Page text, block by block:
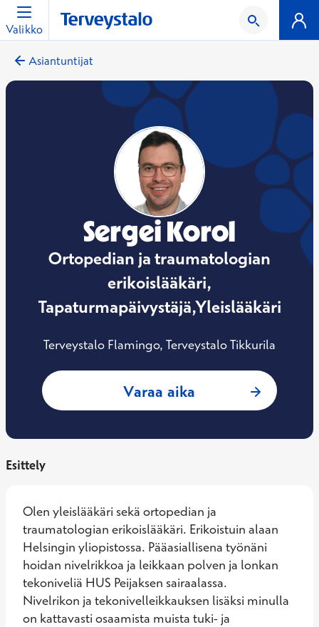
Valikko
Asiantuntijat
Sergei Korol
Ortopedian ja traumatologian
erikoislääkäri,
Tapaturmapäivystäjä,Yleislääkäri
Terveystalo Flamingo, Terveystalo Tikkurila
Varaa aika : Sergei Korol,
Esittely
Olen yleislääkäri sekä ortopedian ja
traumatologian erikoislääkäri. Erikoistuin alaan
Helsingin yliopistossa. Pääasiallisena työnäni
hoidan nivelrikkoa ja leikkaan polven ja lonkan
tekoniveliä HUS Peijaksen sairaalassa.
Nivelrikon ja tekonivelleikkauksen lisäksi minulla
on kattavasti osaamista muista tuki- ja